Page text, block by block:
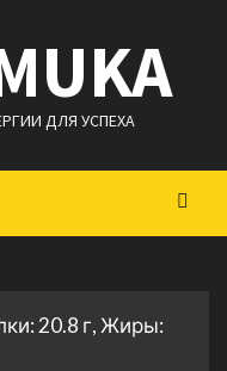
ДЛЯ УСПЕХА
20.8 г, Жиры: